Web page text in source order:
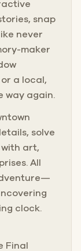
snap
never
maker
a local,
way again.
solve
art,
All
clock.
Final